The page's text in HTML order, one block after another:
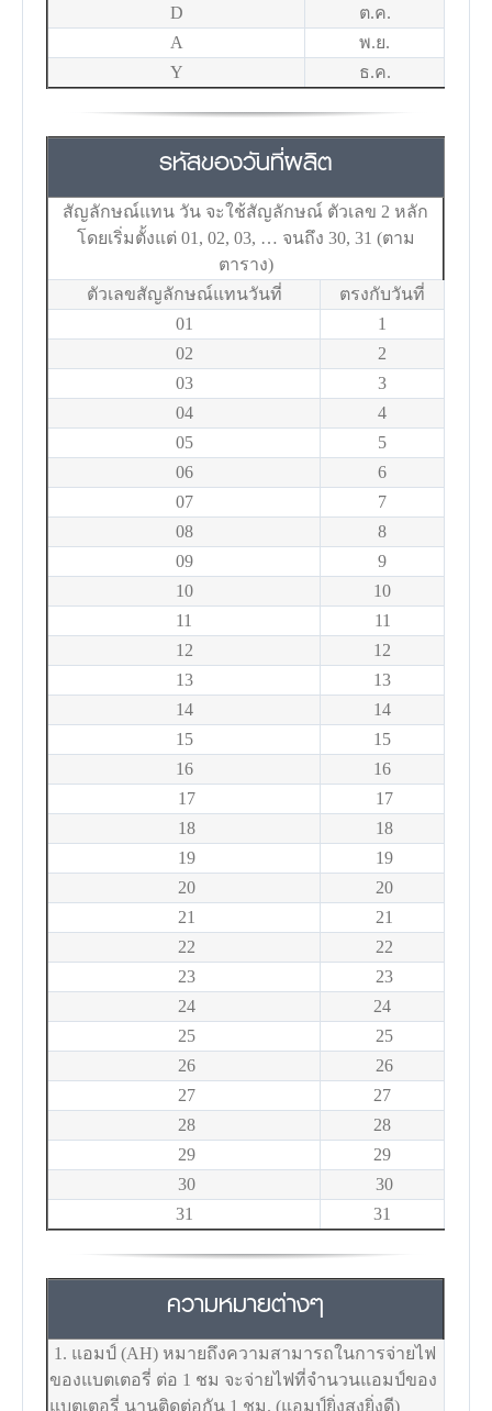
D
ต.ค.
A
พ.ย.
Y
ธ.ค.
รหัสของวันที่ผลิต
สัญลักษณ์แทน วัน จะใช้สัญลักษณ์ ตัวเลข 2 หลัก
โดยเริ่มตั้งแต่ 01, 02, 03, … จนถึง 30, 31 (ตาม
ตาราง)
ตัวเลขสัญลักษณ์แทนวันที่
ตรงกับวันที่
01
1
02
2
03
3
04
4
05
5
06
6
07
7
08
8
09
9
10
10
11
11
12
12
13
13
14
14
15
15
16
16
17
17
18
18
19
19
20
20
21
21
22
22
23
23
24
24
25
25
26
26
27
27
28
28
29
29
30
30
31
31
ความหมายต่างๆ
1. แอมป์ (AH) หมายถึงความสามารถในการจ่ายไฟ
ของแบตเตอรี่ ต่อ 1 ชม จะจ่ายไฟที่จำนวนแอมป์ของ
แบตเตอรี่ นานติดต่อกัน 1 ชม. (แอมป์ยิ่งสูงยิ่งดี)